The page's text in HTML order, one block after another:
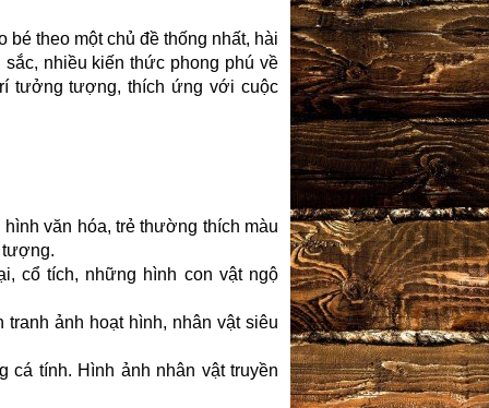
bé theo một chủ đề thống nhất, hài
nhiều kiến thức phong phú về
tưởng tượng, thích ứng với cuộc
văn hóa, trẻ thường thích màu
tượng.
cổ tích, những hình con vật ngộ
ảnh hoạt hình, nhân vật siêu
cá tính. Hình ảnh nhân vật truyền